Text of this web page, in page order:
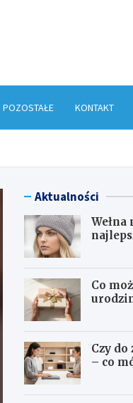
POZOSTAŁE KONTAKT
Aktualności
Co
Czy
– co